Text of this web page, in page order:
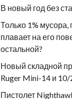
В новый год без
Только 1%
плавает на его
остальной?
Новый складной
Ruger Mini-14 и 10/
Пистолет